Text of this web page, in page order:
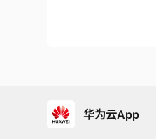
华为云App